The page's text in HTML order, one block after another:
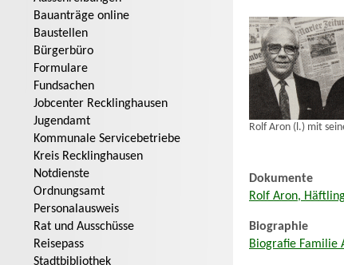
Bauanträge online
Baustellen
Bürgerbüro
Formulare
Fundsachen
Jobcenter Recklinghausen
Jugendamt
Kommunale Servicebetriebe
Kreis Recklinghausen
Notdienste
Ordnungsamt
Personalausweis
Rat und Ausschüsse
Reisepass
Stadtbibliothek
Rolf Aron (l.) mit
Dokumente
Rolf Aron,
Biographie
Biografie Familie